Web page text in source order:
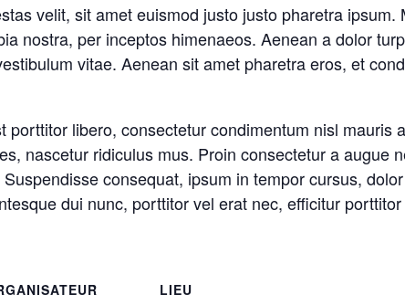
velit, sit amet euismod justo justo pharetra
nostra, per inceptos himenaeos. Aenean a dolor
vitae. Aenean sit amet pharetra eros, et
libero, consectetur condimentum nisl
nascetur ridiculus mus. Proin consectetur a augue
consequat, ipsum in tempor cursus,
dui nunc, porttitor vel erat nec, efficitur
LIEU